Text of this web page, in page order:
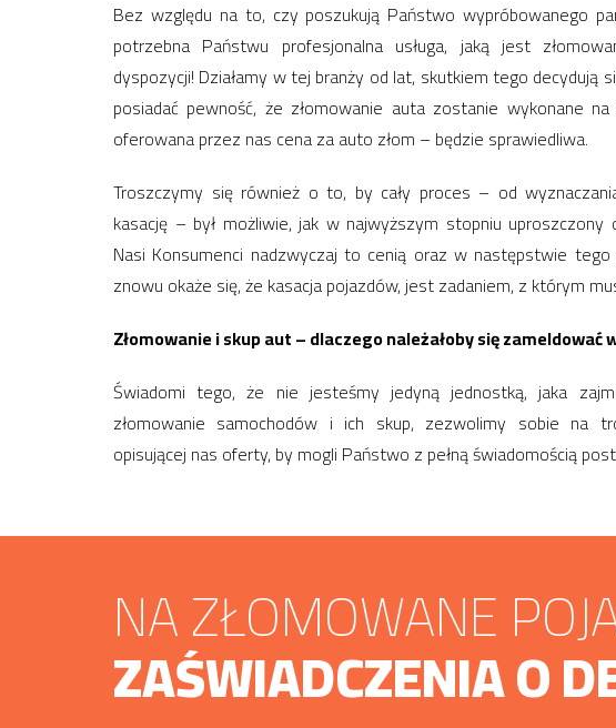
Bez względu na to, czy poszukują Państwo wypróbowanego
potrzebna Państwu profesjonalna usługa, jaką jest
dyspozycji! Działamy w tej branży od lat, skutkiem tego decydują
posiadać pewność, że złomowanie auta zostanie wykonane
oferowana przez nas cena za auto złom – będzie sprawiedliwa.
Troszczymy się również o to, by cały proces – od
kasację – był możliwie, jak w najwyższym stopniu uproszczony
Nasi Konsumenci nadzwyczaj to cenią oraz w następstwie
znowu okaże się, że kasacja pojazdów, jest zadaniem, z którym
Złomowanie i skup aut – dlaczego należałoby się zameldować
Świadomi tego, że nie jesteśmy jedyną jednostką, jaka
złomowanie samochodów i ich skup, zezwolimy sobie na
opisującej nas oferty, by mogli Państwo z pełną świadomością
NA ZŁOMOWANE
ZAŚWIADCZENIA O